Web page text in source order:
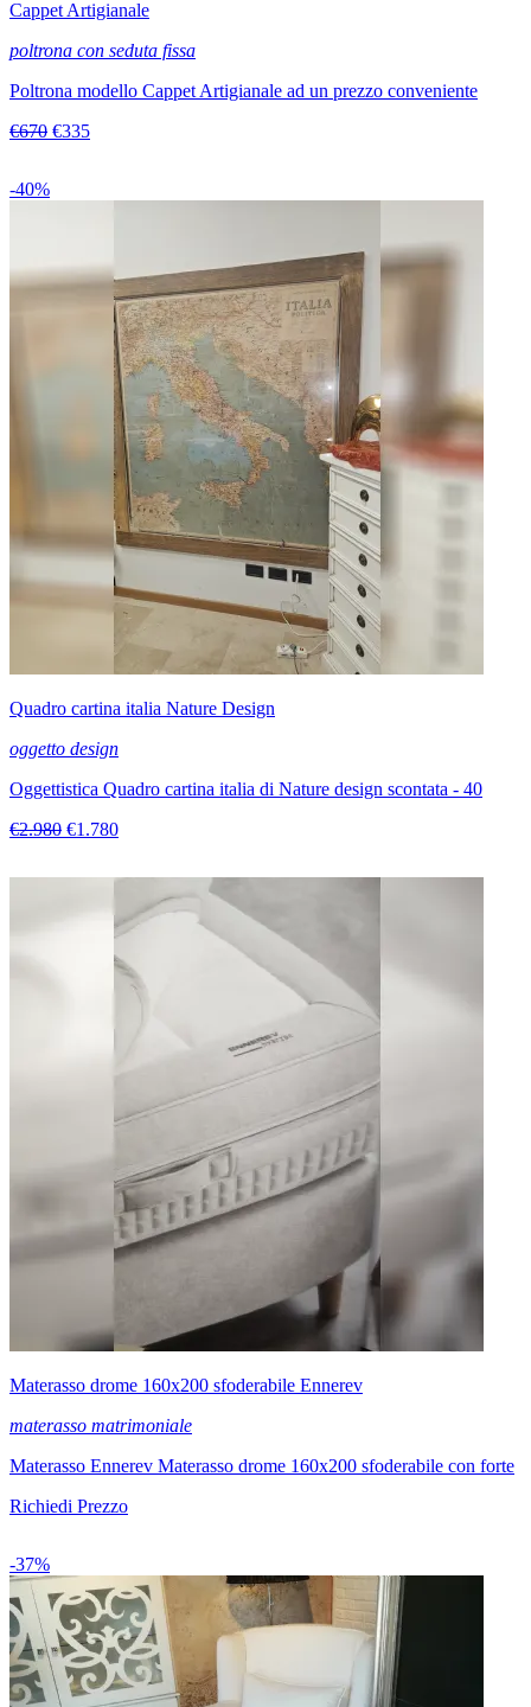
Cappet Artigianale
poltrona con seduta fissa
Poltrona modello Cappet Artigianale ad un prezzo conveniente
€670 €335
-40%
Quadro cartina italia Nature Design
oggetto design
Oggettistica Quadro cartina italia di Nature design scontata - 40
€2.980 €1.780
Materasso drome 160x200 sfoderabile Ennerev
materasso matrimoniale
Materasso Ennerev Materasso drome 160x200 sfoderabile con forte
Richiedi Prezzo
-37%